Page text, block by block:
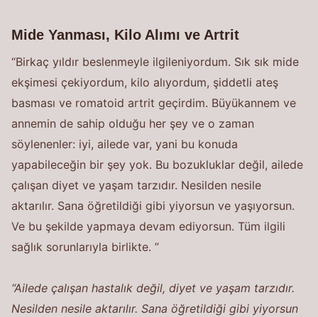
Mide Yanması, Kilo Alımı ve Artrit
“Birkaç yıldır beslenmeyle ilgileniyordum. Sık sık mide
ekşimesi çekiyordum, kilo alıyordum, şiddetli ateş
basması ve romatoid artrit geçirdim. Büyükannem ve
annemin de sahip olduğu her şey ve o zaman
söylenenler: iyi, ailede var, yani bu konuda
yapabileceğin bir şey yok. Bu bozukluklar değil, ailede
çalışan diyet ve yaşam tarzıdır. Nesilden nesile
aktarılır. Sana öğretildiği gibi yiyorsun ve yaşıyorsun.
Ve bu şekilde yapmaya devam ediyorsun. Tüm ilgili
sağlık sorunlarıyla birlikte. ”
“Ailede çalışan hastalık değil, diyet ve yaşam tarzıdır.
Nesilden nesile aktarılır. Sana öğretildiği gibi yiyorsun